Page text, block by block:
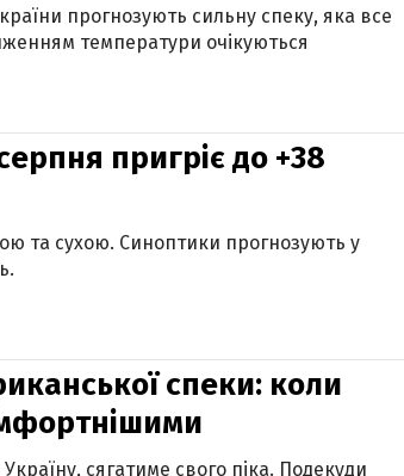
прогнозують сильну спеку, яка все
температури очікуються
пригріє до +38
та сухою. Синоптики прогнозують у
спеки: коли
сягатиме свого піка. Подекуди